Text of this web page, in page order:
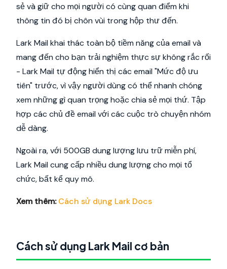
sẻ và giữ cho mọi người có cùng quan điểm khi
thông tin đó bị chôn vùi trong hộp thư đến.
Lark Mail khai thác toàn bộ tiềm năng của email và
mang đến cho bạn trải nghiệm thực sự không rắc rối
- Lark Mail tự động hiển thị các email "Mức độ ưu
tiên" trước, vì vậy người dùng có thể nhanh chóng
xem những gì quan trọng hoặc chia sẻ mọi thứ. Tập
hợp các chủ đề email với các cuộc trò chuyện nhóm
dễ dàng.
Ngoài ra, với 500GB dung lượng lưu trữ miễn phí,
Lark Mail cung cấp nhiều dung lượng cho mọi tổ
chức, bất kể quy mô.
Xem thêm: Cách sử dụng Lark Docs
Cách sử dụng Lark Mail cơ bản